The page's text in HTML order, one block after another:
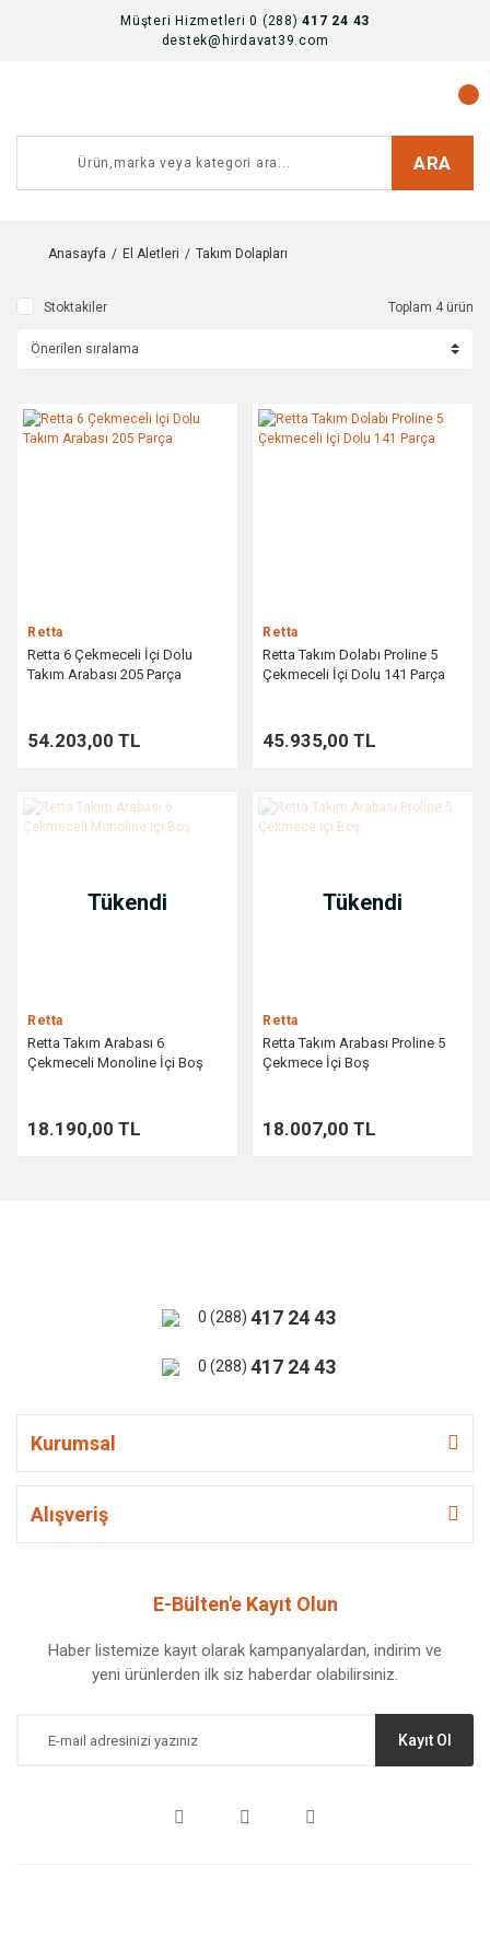
Müşteri Hizmetleri 0 (288)417 24 43
destek@hirdavat39.com
ARA
Anasayfa El Aletleri Takım Dolapları
Stoktakiler Toplam 4 ürün
Retta
Retta 6 Çekmeceli İçi Dolu
Takım Arabası 205 Parça
54.203,00 TL
Retta
Retta Takım Dolabı Proline 5
Çekmeceli İçi Dolu 141 Parça
45.935,00 TL
Tükendi
Retta
Retta Takım Arabası 6
Çekmeceli Monoline İçi Boş
18.190,00 TL
Tükendi
Retta
Retta Takım Arabası Proline 5
Çekmece İçi Boş
18.007,00 TL
0 (288) 417 24 43
0 (288) 417 24 43
Kurumsal
Alışveriş
E-Bülten'e Kayıt Olun
Haber listemize kayıt olarak kampanyalardan, indirim ve
yeni ürünlerden ilk siz haberdar olabilirsiniz.
Kayıt Ol